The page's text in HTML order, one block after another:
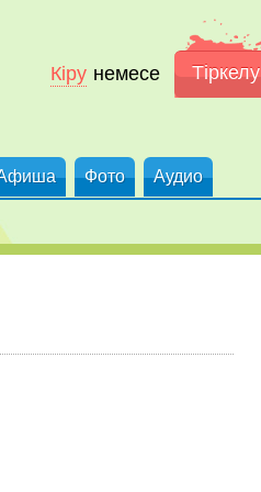
Кіру немесе Тіркелу
Фото Аудио